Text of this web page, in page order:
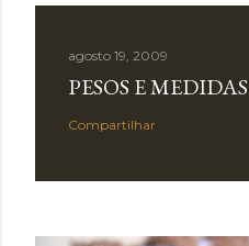
agosto 19, 2009
PESOS E MEDIDAS
Compartilhar